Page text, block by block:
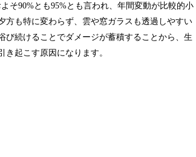
そ90%とも95%とも言われ、年間変動が比較的小
方も特に変わらず、雲や窓ガラスも透過しやすい
続けることでダメージが蓄積することから、生
起こす原因になります。